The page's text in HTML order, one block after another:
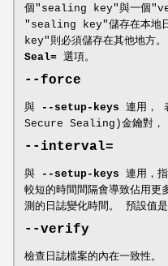
個"sealing key"與一個
"sealing key"儲存在本
key"則必須儲存在其他地方
Seal= 選項。
--force
與 --setup-keys 連用，
Secure Sealing)金鑰對，
--interval=
與 --setup-keys 連用，
較短的時間間隔會導致佔用更
測的日誌變化時間。 預設值
--verify
檢查日誌檔案的內在一致性。